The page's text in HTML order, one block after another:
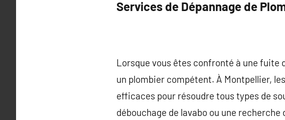
Services de Dépannage de
Lorsque vous êtes confronté à une fuite
un plombier compétent. À Montpellier,
efficaces pour résoudre tous types de
débouchage de lavabo ou une